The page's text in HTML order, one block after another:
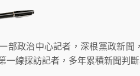
部政治中心記者，深根黨政新
一線採訪記者，多年累積新聞判斷